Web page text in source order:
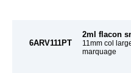
6ARV111PT
2ml flacon
11mm col
marquage